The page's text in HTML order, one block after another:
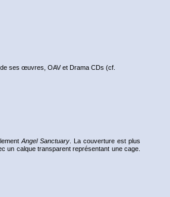
ses œuvres, OAV et Drama CDs (cf.
Angel Sanctuary . La couverture est plus
un calque transparent représentant une cage.